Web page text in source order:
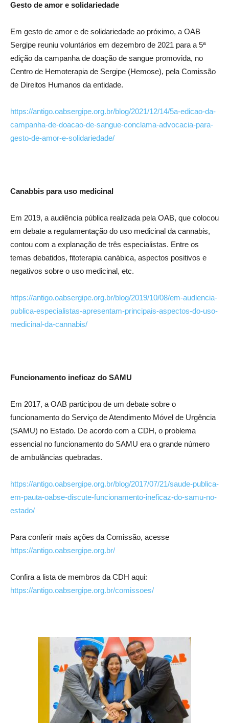
Gesto de amor e solidariedade
Em gesto de amor e de solidariedade ao próximo, a OAB
Sergipe reuniu voluntários em dezembro de 2021 para a 5ª
edição da campanha de doação de sangue promovida, no
Centro de Hemoterapia de Sergipe (Hemose), pela Comissão
de Direitos Humanos da entidade.
https://antigo.oabsergipe.org.br/blog/2021/12/14/5a-edicao-da-
campanha-de-doacao-de-sangue-conclama-advocacia-para-
gesto-de-amor-e-solidariedade/
Canabbis para uso medicinal
Em 2019, a audiência pública realizada pela OAB, que colocou
em debate a regulamentação do uso medicinal da cannabis,
contou com a explanação de três especialistas. Entre os
temas debatidos, fitoterapia canábica, aspectos positivos e
negativos sobre o uso medicinal, etc.
https://antigo.oabsergipe.org.br/blog/2019/10/08/em-audiencia-
publica-especialistas-apresentam-principais-aspectos-do-uso-
medicinal-da-cannabis/
Funcionamento ineficaz do SAMU
Em 2017, a OAB participou de um debate sobre o
funcionamento do Serviço de Atendimento Móvel de Urgência
(SAMU) no Estado. De acordo com a CDH, o problema
essencial no funcionamento do SAMU era o grande número
de ambulâncias quebradas.
https://antigo.oabsergipe.org.br/blog/2017/07/21/saude-publica-
em-pauta-oabse-discute-funcionamento-ineficaz-do-samu-no-
estado/
Para conferir mais ações da Comissão, acesse
https://antigo.oabsergipe.org.br/
Confira a lista de membros da CDH aqui:
https://antigo.oabsergipe.org.br/comissoes/